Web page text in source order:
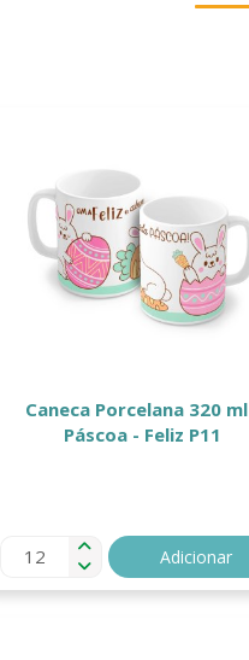
Caneca Porcelana 320
Páscoa - Feliz P11
Adicionar